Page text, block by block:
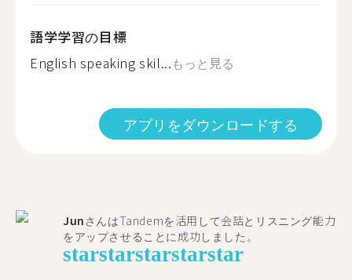
語学学習の目標
English speaking skil...もっと見る
アプリをダウンロードする
Jun さんはTandemを活用して会話とリスニング能力
をアップさせることに成功しました。
starstarstarstarstar